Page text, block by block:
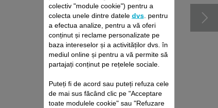
colectiv "module cookie") pentru a
colecta unele dintre datele dvs. pentru
a efectua analize, pentru a vă oferi
conținut și reclame personalizate pe
baza intereselor și a activităților dvs. în
mediul online și pentru a vă permite să
partajați conținut pe rețelele sociale.
Puteți fi de acord sau puteți refuza cele
de mai sus făcând clic pe "Acceptare
toate modulele cookie" sau "Refuzare